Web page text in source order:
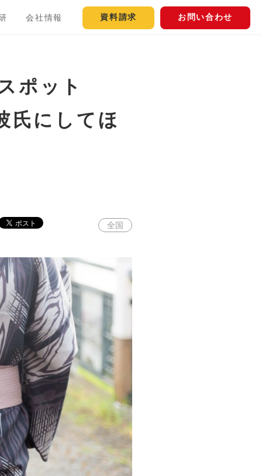
会社情報 資料請求 お問い合わせ
ポット
氏にしてほ
全国